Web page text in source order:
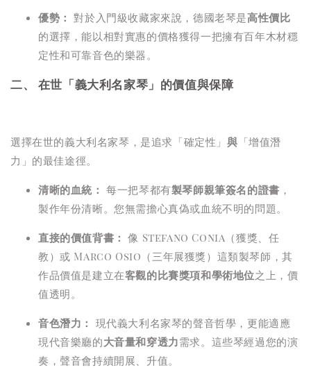
優勢： 對於入門級收藏家來說，德國老琴是高性價比
的選擇，能以相對實惠的價格獲得一把擁有百年木材穩
定性和可靠音色的樂器。
二、 在世「義大利名家琴」的價值與保障
選擇在世的義大利名家琴，是追求「確定性」 與 「增值潛
力」的最佳途徑。
清晰的血統： 每一把琴都有製琴師親筆簽名的證書 ，
製作年份清晰。您無需擔心真偽或血統不明的問題。
直接的價值背書： 像 Stefano Conia（獲獎、任
教）或 Marco Osio（三年展獲獎）這類製琴師，其
作品價值是建立在客觀的比賽獎項和學術地位之上，價
值透明。
音色潛力： 現代義大利名家琴的聲音哲學，更能適應
現代音樂廳的大音量和穿透力需求。這些琴經過您的演
奏，聲音會持續開展、升值。